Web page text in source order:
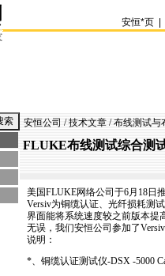
安恒*页
安恒公司 /技术文章/布线测试与
FLUKE布线测试综合测
美国FLUKE网络公司于6月18日
Versiv为铜缆认证、光纤损耗测
界面能将系统速度较之前版本提
无误，我们安恒公司参加了
说明：
*、铜缆认证测试仪-DSX -5000